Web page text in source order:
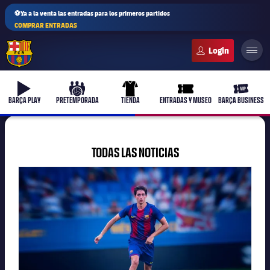
⚽Ya a la venta las entradas para los primeros partidos
COMPRAR ENTRADAS
b-play
BARÇA PLAY
culers-ball
PRETEMPORADA
uniform
TIENDA
ticket-full
ENTRADAS Y MUSEO
ticket-
BARÇA BUSINESS
TODAS LAS NOTICIAS
FC Barcelona club badge